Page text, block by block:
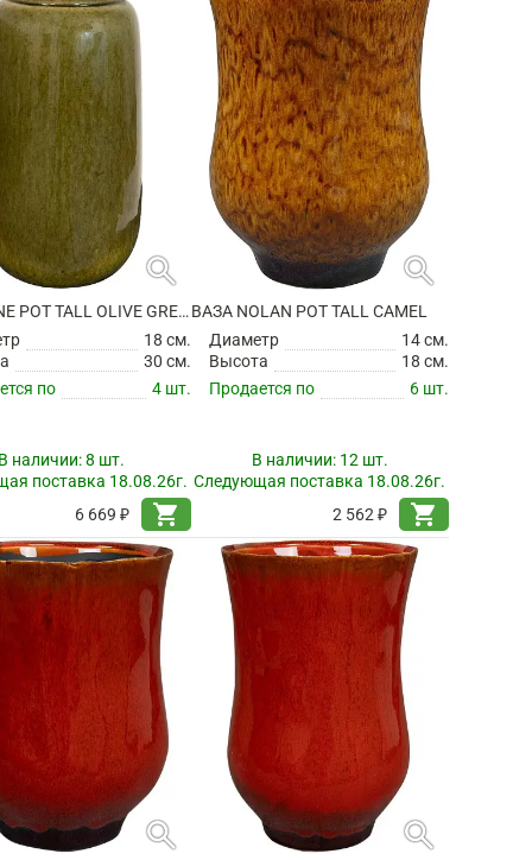
search
ВАЗА NINE POT TALL OLIVE GREEN
18 см.
30 см.
по
4 шт.
наличии:8 шт.
поставка 18.08.26г.
6 669 ₽
shopping_cart
search
ВАЗА NOLAN POT TALL CAMEL
Диаметр
14 см.
Высота
18 см.
Продается по
6 шт.
В наличии: 12 шт.
Следующая поставка 18.08.26г.
2 562 ₽
shopping_cart
search search